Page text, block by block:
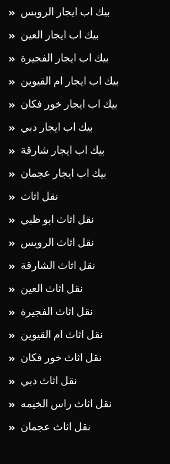
بيك اب ايجار الفجيرة
بيك اب ايجار ام القيوين
بيك اب ايجار خور فكان
بيك اب ايجار دبي
بيك اب ايجار شارقة
بيك اب ايجار عجمان
نقل اثاث
نقل اثاث ابو ظبي
نقل اثاث الرويس
نقل اثاث الشارقة
نقل اثاث العين
نقل اثاث الفجيرة
نقل اثاث ام القيوين
نقل اثاث خور فكان
نقل اثاث دبي
نقل اثاث راس الخيمه
نقل اثاث عجمان